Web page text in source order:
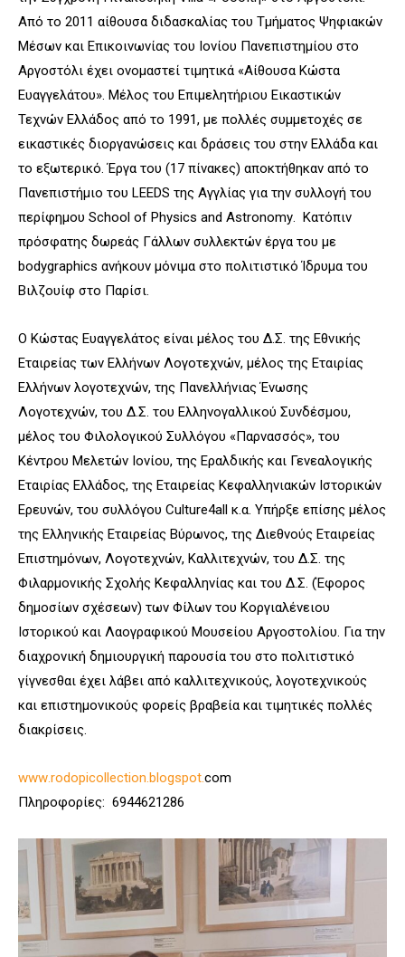
Από το 2011 αίθουσα διδασκαλίας του Τμήματος Ψηφιακών
Μέσων και Επικοινωνίας του Ιονίου Πανεπιστημίου στο
Αργοστόλι έχει ονομαστεί τιμητικά «Αίθουσα Κώστα
Ευαγγελάτου». Μέλος του Επιμελητήριου Εικαστικών
Τεχνών Ελλάδος από το 1991, με πολλές συμμετοχές σε
εικαστικές διοργανώσεις και δράσεις του στην Ελλάδα και
το εξωτερικό. Έργα του (17 πίνακες) αποκτήθηκαν από το
Πανεπιστήμιο του LEEDS της Αγγλίας για την συλλογή του
περίφημου School of Physics and Astronomy. Κατόπιν
πρόσφατης δωρεάς Γάλλων συλλεκτών έργα του με
bodygraphics ανήκουν μόνιμα στο πολιτιστικό Ίδρυμα του
Βιλζουίφ στο Παρίσι.
Ο Κώστας Ευαγγελάτος είναι μέλος του Δ.Σ. της Εθνικής
Εταιρείας των Ελλήνων Λογοτεχνών, μέλος της Εταιρίας
Ελλήνων λογοτεχνών, της Πανελλήνιας Ένωσης
Λογοτεχνών, του Δ.Σ. του Ελληνογαλλικού Συνδέσμου,
μέλος του Φιλολογικού Συλλόγου «Παρνασσός», του
Κέντρου Μελετών Ιονίου, της Εραλδικής και Γενεαλογικής
Εταιρίας Ελλάδος, της Εταιρείας Κεφαλληνιακών Ιστορικών
Ερευνών, του συλλόγου Culture4all κ.α. Υπήρξε επίσης μέλος
της Ελληνικής Εταιρείας Βύρωνος, της Διεθνούς Εταιρείας
Επιστημόνων, Λογοτεχνών, Καλλιτεχνών, του Δ.Σ. της
Φιλαρμονικής Σχολής Κεφαλληνίας και του Δ.Σ. (Έφορος
δημοσίων σχέσεων) των Φίλων του Κοργιαλένειου
Ιστορικού και Λαογραφικού Μουσείου Αργοστολίου. Για την
διαχρονική δημιουργική παρουσία του στο πολιτιστικό
γίγνεσθαι έχει λάβει από καλλιτεχνικούς, λογοτεχνικούς
και επιστημονικούς φορείς βραβεία και τιμητικές πολλές
διακρίσεις.
www.rodopicollection.blogspot.com
Πληροφορίες: 6944621286